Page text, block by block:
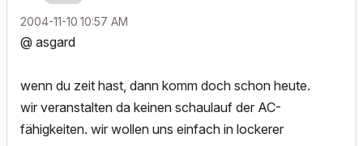
‎2004-11-10 10:57 AM
@ asgard
wenn du zeit hast, dann komm doch schon heute.
wir veranstalten da keinen schaulauf der AC-
fähigkeiten. wir wollen uns einfach in lockerer